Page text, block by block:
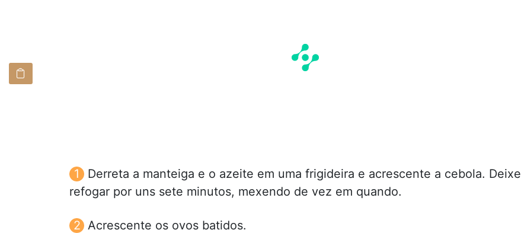
Derreta a manteiga e o azeite em uma frigideira e acrescente a cebola. Deixe
refogar por uns sete minutos, mexendo de vez em quando.
Acrescente os ovos batidos.